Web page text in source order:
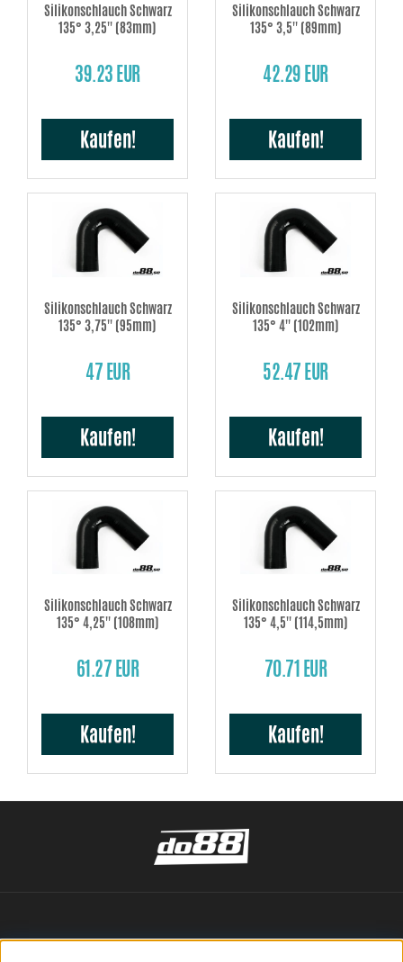
Silikonschlauch Schwarz
135° 3,25'' (83mm)
39.23 EUR
Kaufen!
Silikonschlauch Schwarz
135° 3,5'' (89mm)
42.29 EUR
Kaufen!
Silikonschlauch Schwarz
135° 3,75'' (95mm)
47 EUR
Kaufen!
Silikonschlauch Schwarz
135° 4'' (102mm)
52.47 EUR
Kaufen!
Silikonschlauch Schwarz
135° 4,25'' (108mm)
61.27 EUR
Kaufen!
Silikonschlauch Schwarz
135° 4,5'' (114,5mm)
70.71 EUR
Kaufen!